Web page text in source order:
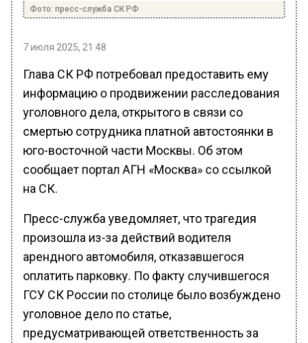
Фото: пресс-служба СК РФ
7 июля 2025, 21:48
Глава СК РФ потребовал предоставить ему
информацию о продвижении расследования
уголовного дела, открытого в связи со
смертью сотрудника платной автостоянки в
юго-восточной части Москвы. Об этом
сообщает портал АГН «Москва» со ссылкой
на СК.
Пресс-служба уведомляет, что трагедия
произошла из-за действий водителя
арендного автомобиля, отказавшегося
оплатить парковку. По факту случившегося
ГСУ СК России по столице было возбуждено
уголовное дело по статье,
предусматривающей ответственность за